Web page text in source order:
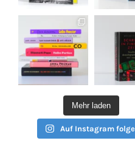
Mehr laden
Auf Instagram